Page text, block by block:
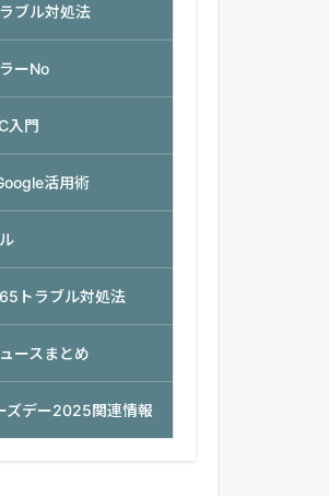
ブル対処法
ーNo
入門
活用術
トラブル対処法
ースまとめ
ズデー2025関連情報